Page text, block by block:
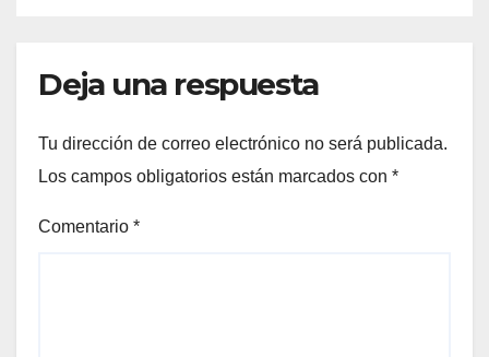
Deja una respuesta
Tu dirección de correo electrónico no será publicada.
Los campos obligatorios están marcados con *
Comentario *